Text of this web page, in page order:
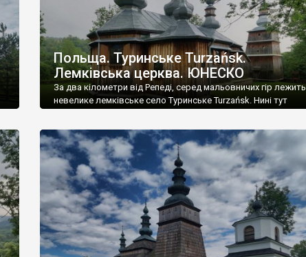
Польща. Туринське Turzańsk.
Лемківська церква. ЮНЕСКО
За два кілометри від Репеді, серед мальовничих гір лежить
невелике лемківське село Туринське Turzańsk. Нині тут
а у 1939 році тут мешкало 840 осіб, із яких українців-лемків
було 800. Туринське дуже старе – перша згадка про […]